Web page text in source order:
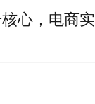
心，电商